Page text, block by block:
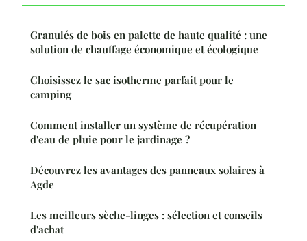
Granulés de bois en palette de haute qualité : une
solution de chauffage économique et écologique
Choisissez le sac isotherme parfait pour le
camping
Comment installer un système de récupération
d'eau de pluie pour le jardinage ?
Découvrez les avantages des panneaux solaires à
Agde
Les meilleurs sèche-linges : sélection et conseils
d'achat